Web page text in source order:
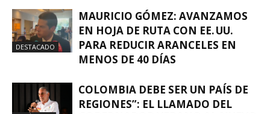
DESTACADO
MAURICIO GÓMEZ: AVANZAMOS
EN HOJA DE RUTA CON EE. UU.
PARA REDUCIR ARANCELES EN
MENOS DE 40 DÍAS
COLOMBIA DEBE SER UN PAÍS DE
REGIONES”: EL LLAMADO DEL